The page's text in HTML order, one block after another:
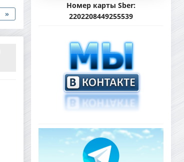
»
Номер карты Sber:
2202208449255539